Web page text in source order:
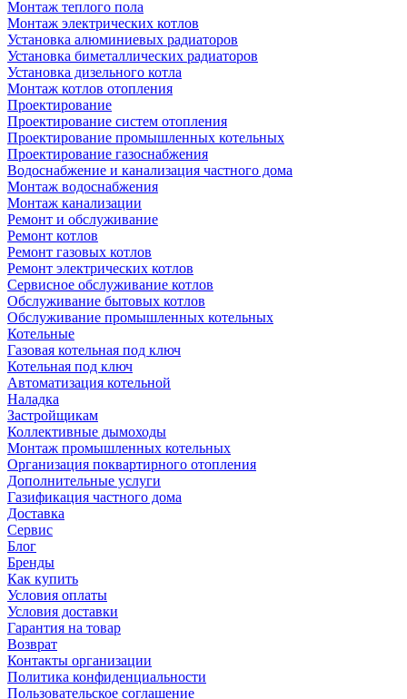
Монтаж теплого пола
Монтаж электрических котлов
Установка алюминиевых радиаторов
Установка биметаллических радиаторов
Установка дизельного котла
Монтаж котлов отопления
Проектирование
Проектирование систем отопления
Проектирование промышленных котельных
Проектирование газоснабжения
Водоснабжение и канализация частного дома
Монтаж водоснабжения
Монтаж канализации
Ремонт и обслуживание
Ремонт котлов
Ремонт газовых котлов
Ремонт электрических котлов
Сервисное обслуживание котлов
Обслуживание бытовых котлов
Обслуживание промышленных котельных
Котельные
Газовая котельная под ключ
Котельная под ключ
Автоматизация котельной
Наладка
Застройщикам
Коллективные дымоходы
Монтаж промышленных котельных
Организация поквартирного отопления
Дополнительные услуги
Газификация частного дома
Доставка
Сервис
Блог
Бренды
Как купить
Условия оплаты
Условия доставки
Гарантия на товар
Возврат
Контакты организации
Политика конфиденциальности
Пользовательское соглашение